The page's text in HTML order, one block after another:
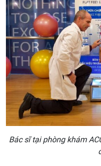
Bác sĩ tại phòng khám